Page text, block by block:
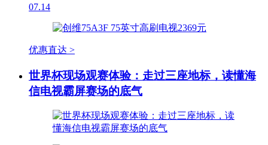
07.14
优惠直达 >
世界杯现场观赛体验：走过三座地标，读懂海
信电视霸屏赛场的底气